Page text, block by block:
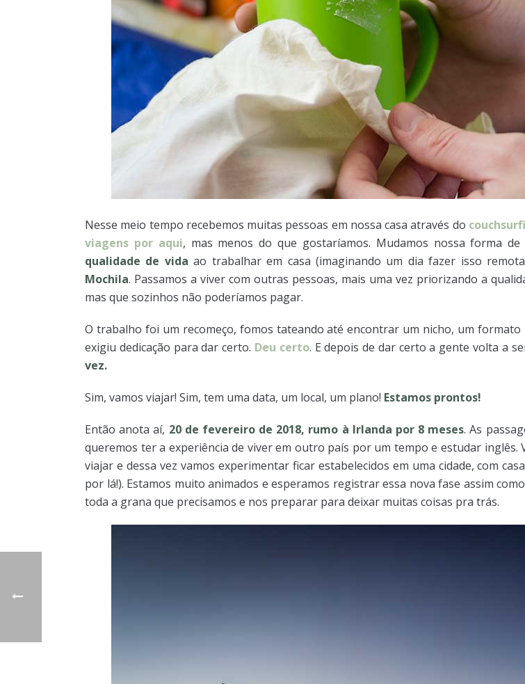
Nesse meio tempo recebemos muitas pessoas em nossa casa através do
viagens por aqui, mas menos do que gostaríamos. Mudamos nossa forma
qualidade de vida ao trabalhar em casa (imaginando um dia fazer isso
Mochila. Passamos a viver com outras pessoas, mais uma vez priorizando a
mas que sozinhos não poderíamos pagar.
O trabalho foi um recomeço, fomos tateando até encontrar um nicho, um
exigiu dedicação para dar certo. Deu certo. E depois de dar certo a gente volta a
vez.
Sim, vamos viajar! Sim, tem uma data, um local, um plano! Estamos prontos!
Então anota aí, 20 de fevereiro de 2018, rumo à Irlanda por 8 meses. As
queremos ter a experiência de viver em outro país por um tempo e estudar
viajar e dessa vez vamos experimentar ficar estabelecidos em uma cidade, com
por lá!). Estamos muito animados e esperamos registrar essa nova fase assim
toda a grana que precisamos e nos preparar para deixar muitas coisas pra trás.